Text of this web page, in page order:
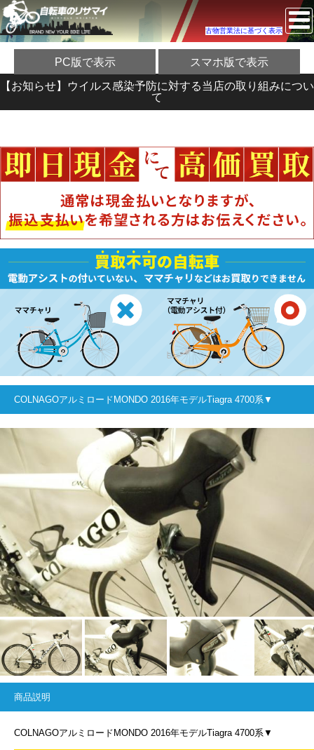
古物営業法に基づく表示
PC版で表示 スマホ版で表示
【お知らせ】ウイルス感染予防に対する当店の取り組みについ
て
COLNAGOアルミロードMONDO 2016年モデルTiagra 4700系▼
商品説明
COLNAGOアルミロードMONDO 2016年モデルTiagra 4700系▼